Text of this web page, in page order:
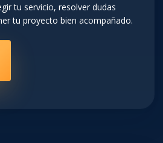
tu servicio, resolver dudas
tu proyecto bien acompañado.